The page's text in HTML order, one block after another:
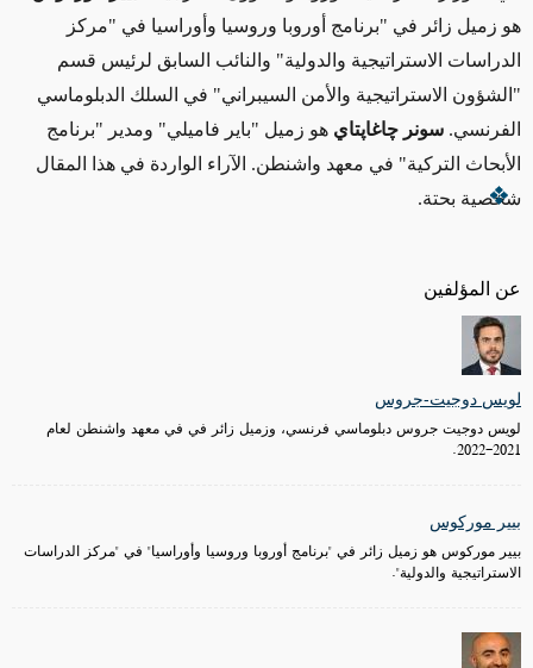
عن المؤلفين
لويس دوجيت-جروس
لويس دوجيت جروس دبلوماسي فرنسي، وزميل زائر في في معهد واشنطن لعام
2021-2022.
بيير موركوس
بيير موركوس هو زميل زائر في "برنامج أوروبا وروسيا وأوراسيا" في "مركز الدراسات
الاستراتيجية والدولية".
هو زميل زائر في "برنامج أوروبا وروسيا وأوراسيا في "مركز
الدراسات الاستراتيجية والدولية" والنائب السابق لرئيس قسم
"الشؤون الاستراتيجية والأمن السيبراني" في السلك الدبلوماسي
الفرنسي. سونر چاغاپتاي هو زميل "باير فاميلي" ومدير "برنامج
الأبحاث التركية" في معهد واشنطن. الآراء الواردة في هذا المقال
شخصية بحتة.